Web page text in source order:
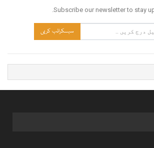
Subscribe our newsletter to stay
سبسکرائب کریں